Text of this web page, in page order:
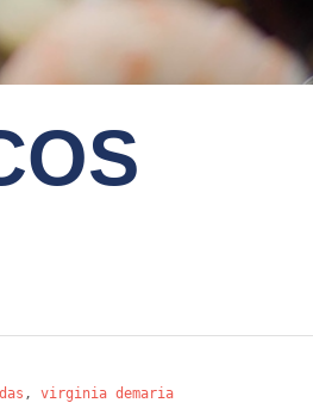
, virginia demaria